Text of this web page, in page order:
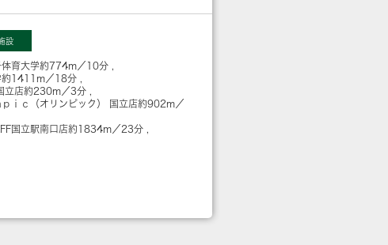
設
育大学約774m／10分
約1411m／18分
立店約230m／3分
ｐｉｃ（オリンピック） 国立店約902m／
国立駅南口店約1834m／23分